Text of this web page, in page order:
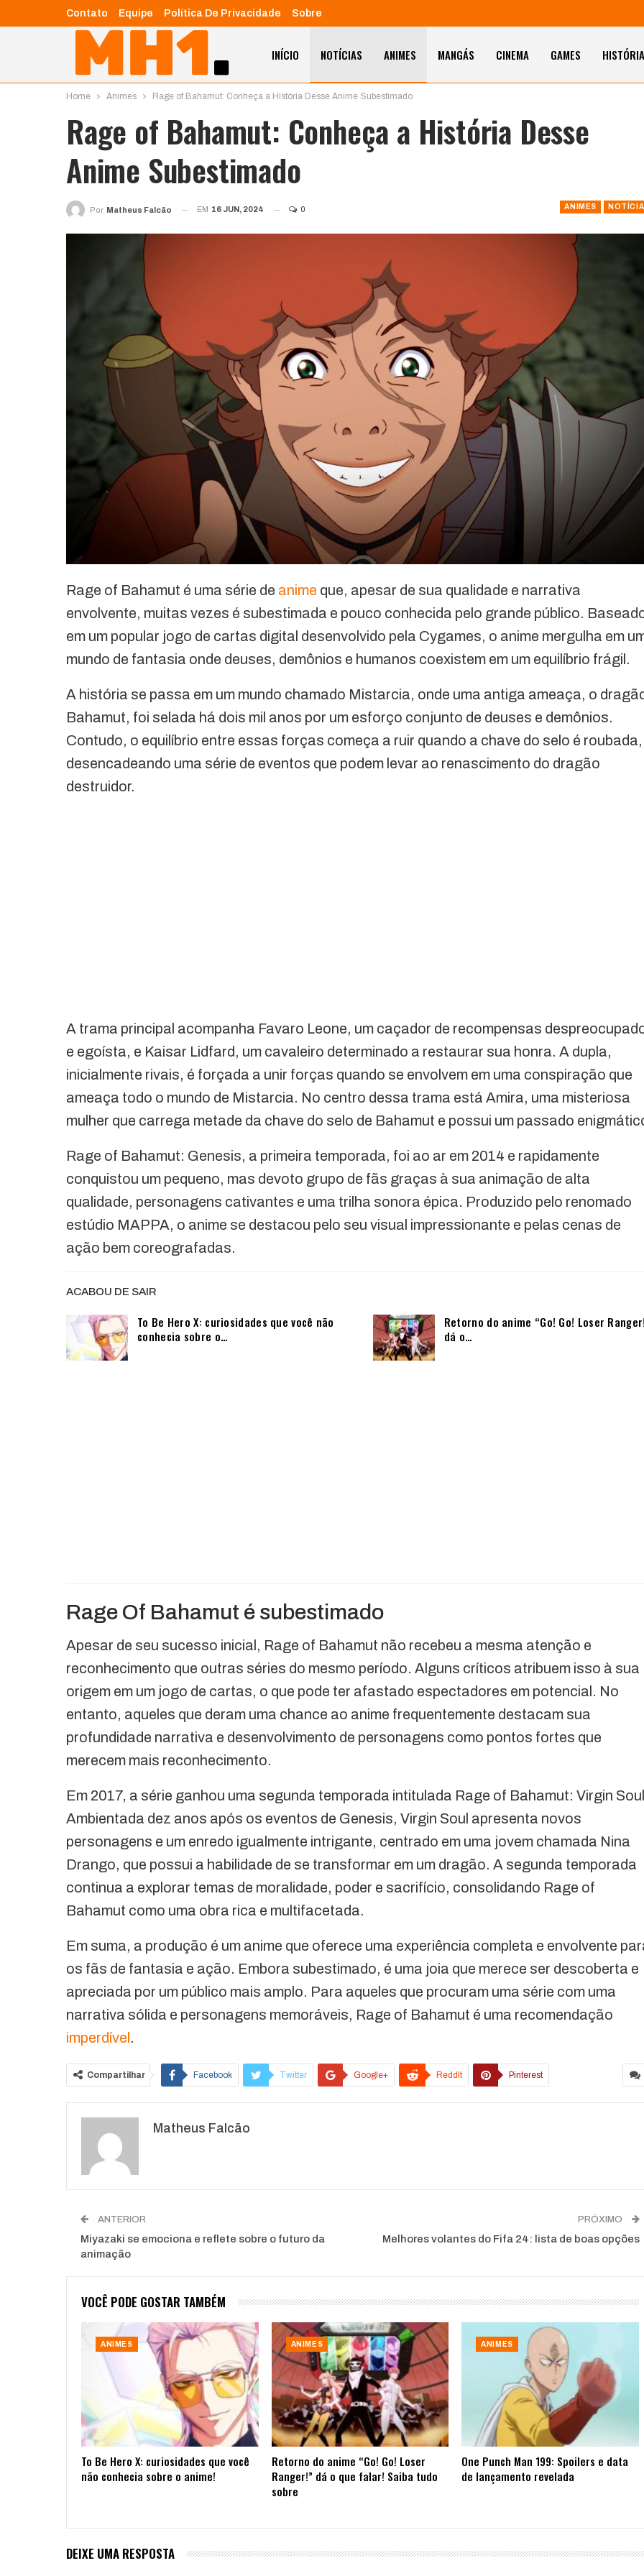
Contato Equipe Política De Privacidade Sobre
INÍCIO NOTÍCIAS ANIMES MANGÁS CINEMA GAMES HISTÓRIA
Home Animes Rage of Bahamut: Conheça a História Desse Anime Subestimado
Rage of Bahamut: Conheça a História Desse
Anime Subestimado
ANIMES
Por Matheus Falcão EM 16 JUN, 2024 0
Rage of Bahamut é uma série de anime que, apesar de sua qualidade e narrativa
envolvente, muitas vezes é subestimada e pouco conhecida pelo grande público.
em um popular jogo de cartas digital desenvolvido pela Cygames, o anime mergulha em
mundo de fantasia onde deuses, demônios e humanos coexistem em um equilíbrio frágil.
A história se passa em um mundo chamado Mistarcia, onde uma antiga ameaça, o
Bahamut, foi selada há dois mil anos por um esforço conjunto de deuses e demônios.
Contudo, o equilíbrio entre essas forças começa a ruir quando a chave do selo é roubada,
desencadeando uma série de eventos que podem levar ao renascimento do dragão
destruidor.
A trama principal acompanha Favaro Leone, um caçador de recompensas
e egoísta, e Kaisar Lidfard, um cavaleiro determinado a restaurar sua honra. A dupla,
inicialmente rivais, é forçada a unir forças quando se envolvem em uma conspiração que
ameaça todo o mundo de Mistarcia. No centro dessa trama está Amira, uma misteriosa
mulher que carrega metade da chave do selo de Bahamut e possui um passado
Rage of Bahamut: Genesis, a primeira temporada, foi ao ar em 2014 e rapidamente
conquistou um pequeno, mas devoto grupo de fãs graças à sua animação de alta
qualidade, personagens cativantes e uma trilha sonora épica. Produzido pelo renomado
estúdio MAPPA, o anime se destacou pelo seu visual impressionante e pelas cenas de
ação bem coreografadas.
ACABOU DE SAIR
To Be Hero X: curiosidades que você não
conhecia sobre o…
Retorno do anime “Go! Go! Loser
dá o…
Rage Of Bahamut é subestimado
Apesar de seu sucesso inicial, Rage of Bahamut não recebeu a mesma atenção e
reconhecimento que outras séries do mesmo período. Alguns críticos atribuem isso à sua
origem em um jogo de cartas, o que pode ter afastado espectadores em potencial. No
entanto, aqueles que deram uma chance ao anime frequentemente destacam sua
profundidade narrativa e desenvolvimento de personagens como pontos fortes que
merecem mais reconhecimento.
Em 2017, a série ganhou uma segunda temporada intitulada Rage of Bahamut: Virgin
Ambientada dez anos após os eventos de Genesis, Virgin Soul apresenta novos
personagens e um enredo igualmente intrigante, centrado em uma jovem chamada Nina
Drango, que possui a habilidade de se transformar em um dragão. A segunda temporada
continua a explorar temas de moralidade, poder e sacrifício, consolidando Rage of
Bahamut como uma obra rica e multifacetada.
Em suma, a produção é um anime que oferece uma experiência completa e envolvente
os fãs de fantasia e ação. Embora subestimado, é uma joia que merece ser descoberta e
apreciada por um público mais amplo. Para aqueles que procuram uma série com uma
narrativa sólida e personagens memoráveis, Rage of Bahamut é uma recomendação
imperdível .
Compartilhar Facebook Twitter Google+ ReddIt Pinterest
Matheus Falcão
ANTERIOR
Miyazaki se emociona e reflete sobre o futuro da
animação
PRÓXIMO
Melhores volantes do Fifa 24: lista de boas opções
VOCÊ PODE GOSTAR TAMBÉM
ANIMES
To Be Hero X: curiosidades que você
não conhecia sobre o anime!
ANIMES
Retorno do anime “Go! Go! Loser
Ranger!” dá o que falar! Saiba tudo
sobre
ANIMES
One Punch Man 199: Spoilers e data
de lançamento revelada
DEIXE UMA RESPOSTA